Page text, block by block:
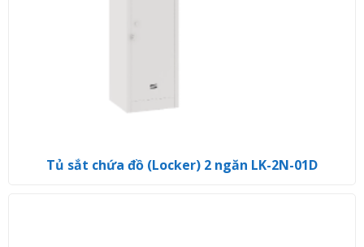
Tủ sắt chứa đồ (Locker) 2 ngăn LK-2N-01D